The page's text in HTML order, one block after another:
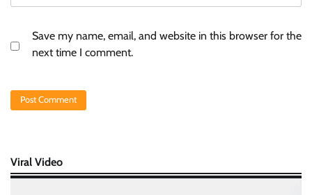
Save my name, email, and website in this browser for the
next time I comment.
Viral Video